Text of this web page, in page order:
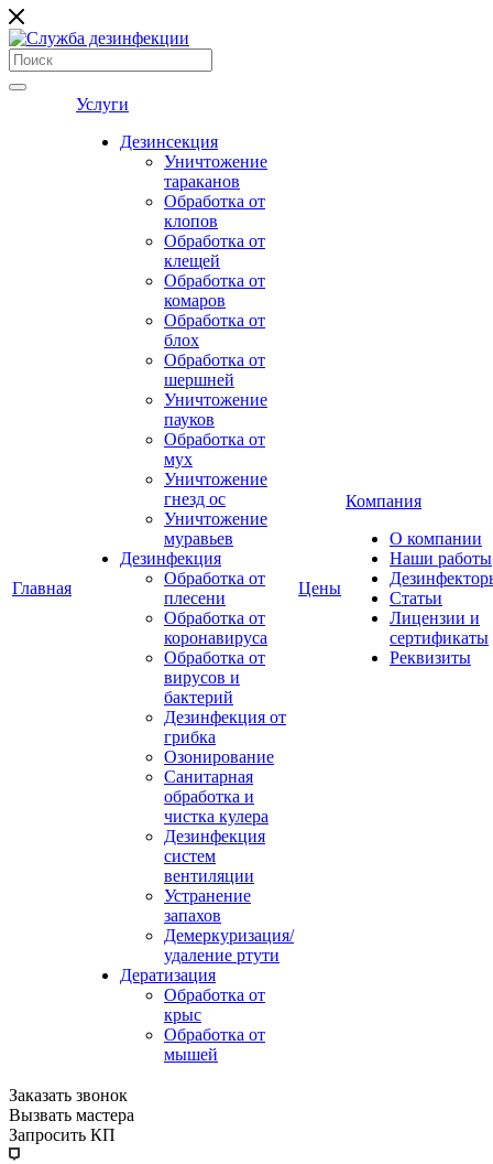
Главная
Услуги
Дезинсекция
Уничтожение
тараканов
Обработка от
клопов
Обработка от
клещей
Обработка от
комаров
Обработка от
блох
Обработка от
шершней
Уничтожение
пауков
Обработка от
мух
Уничтожение
гнезд ос
Уничтожение
муравьев
Дезинфекция
Обработка от
плесени
Обработка от
коронавируса
Обработка от
вирусов и
бактерий
Дезинфекция от
грибка
Озонирование
Санитарная
обработка и
чистка кулера
Дезинфекция
систем
вентиляции
Устранение
запахов
Демеркуризация/
удаление ртути
Дератизация
Обработка от
крыс
Обработка от
мышей
Цены
Компания
О компании
Наши работы
Статьи
Лицензии и
сертификаты
Реквизиты
Заказать звонок
Вызвать мастера
Запросить КП